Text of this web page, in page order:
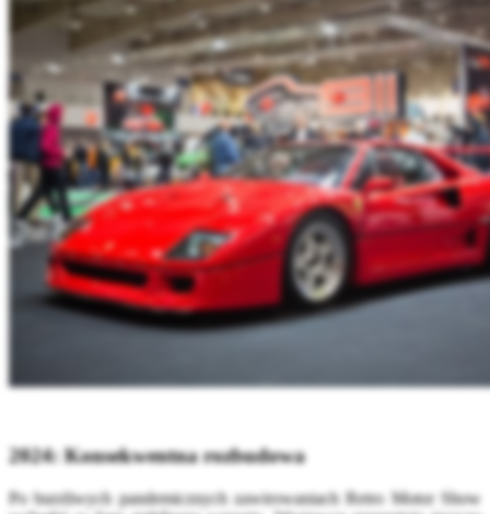
2024: Konsekwentna rozbudowa
Po burzliwych pandemicznych zawirowaniach Retro Motor Show